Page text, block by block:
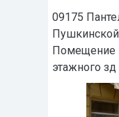
09175
Помещение
этажного зд